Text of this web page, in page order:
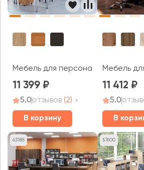
Мебель для персонала Формула
11 399
5.0отзывов (2)
В корзину
Мебель
11 412
5.0
В
63185 57600